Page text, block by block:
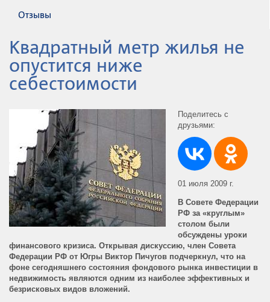
Отзывы
Квадратный метр жилья не
опустится ниже
себестоимости
Поделитесь с
друзьями:
01 июля 2009 г.
В Совете Федерации
РФ за «круглым»
столом были
обсуждены уроки
финансового кризиса. Открывая дискуссию, член Совета
Федерации РФ от Югры Виктор Пичугов подчеркнул, что на
фоне сегодняшнего состояния фондового рынка инвестиции в
недвижимость являются одним из наиболее эффективных и
безрисковых видов вложений.